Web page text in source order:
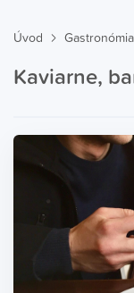
Úvod Gastronómia
Kaviarne,